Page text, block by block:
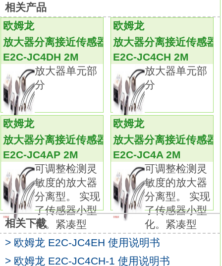
温度传感器是用作温控器的热感应部件。
可根据要测量的温度、场所、 周围环境选择
E2C-JC4CH-1
备有种类、形状、 长度及端子部形状各异的产
品。
尺寸：48×96mm。
本体：端子台型，温度输入型。
种类：控制输出2点型（电源AC100～240V
用）。
外壳颜色：黑色。
控制输出1：电流输出。
控制输出2：高寿命继电器输出。
控制模式：标准或加热冷却。
辅助输出点数：3点。
加热器用断线、SSR故障、加热器过电流检测
功能/ES1B用电源：--E2C-JC4CH-1使用说明
书。
事件输入点数：--。
传送输出：可输送输出（使用控制输出）。
相关产品
欧姆龙
放大器分离接近传感器
E2C-JC4DH 2M
放大器单元部
分
欧姆龙
放大器分离接近传感器
E2C-JC4CH 2M
放大器单元部
分
欧姆龙
放大器分离接近传感器
E2C-JC4AP 2M
可调整检测灵
敏度的放大器
分离型。 实现
了传感器小型
化。紧凑型
欧姆龙
放大器分离接近传感器
E2C-JC4A 2M
可调整检测灵
敏度的放大器
分离型。 实现
了传感器小型
化。紧凑型
相关下载
> 欧姆龙 E2C-JC4EH 使用说明书
> 欧姆龙 E2C-JC4CH-1 使用说明书